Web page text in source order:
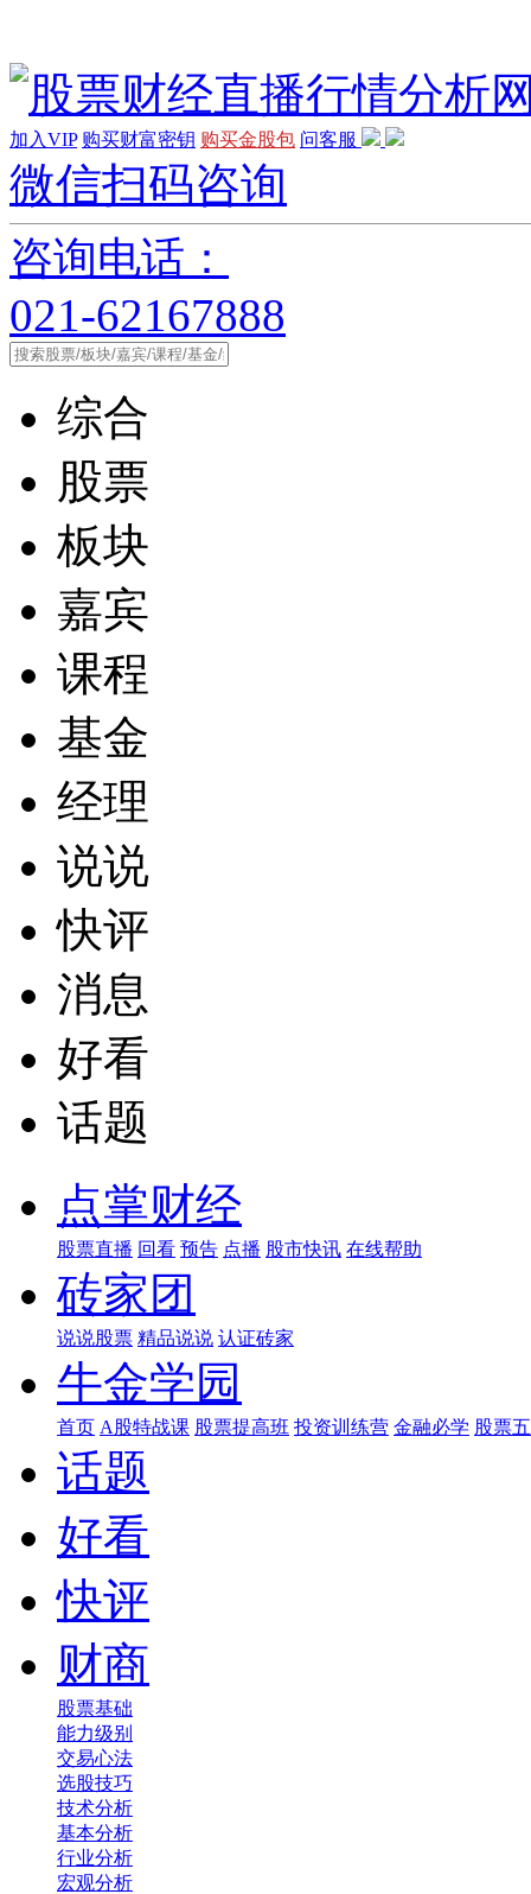
加入VIP 购买财富密钥 购买金股包 问客服
微信扫码咨询
咨询电话：
021-62167888
综合
股票
板块
嘉宾
课程
基金
经理
说说
快评
消息
好看
话题
点掌财经
股票直播 回看 预告 点播 股市快讯 在线帮助
砖家团
说说股票 精品说说 认证砖家
牛金学园
首页 A股特战课 股票提高班 投资训练营 金融必学 股票
话题
好看
快评
财商
股票基础
能力级别
交易心法
选股技巧
技术分析
基本分析
行业分析
宏观分析